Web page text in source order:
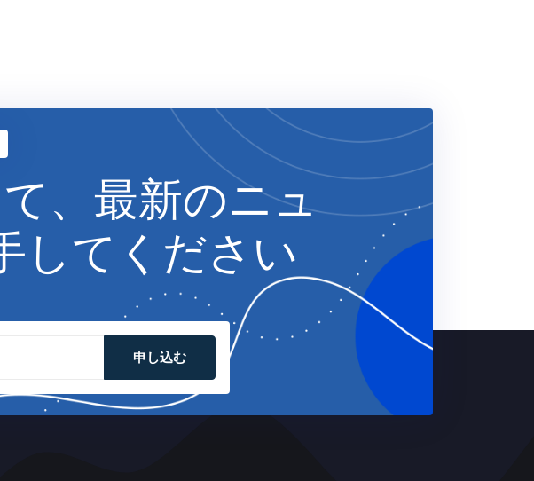
て、最新のニュ
してください
申し込む